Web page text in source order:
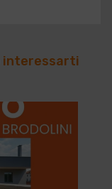
interessarti